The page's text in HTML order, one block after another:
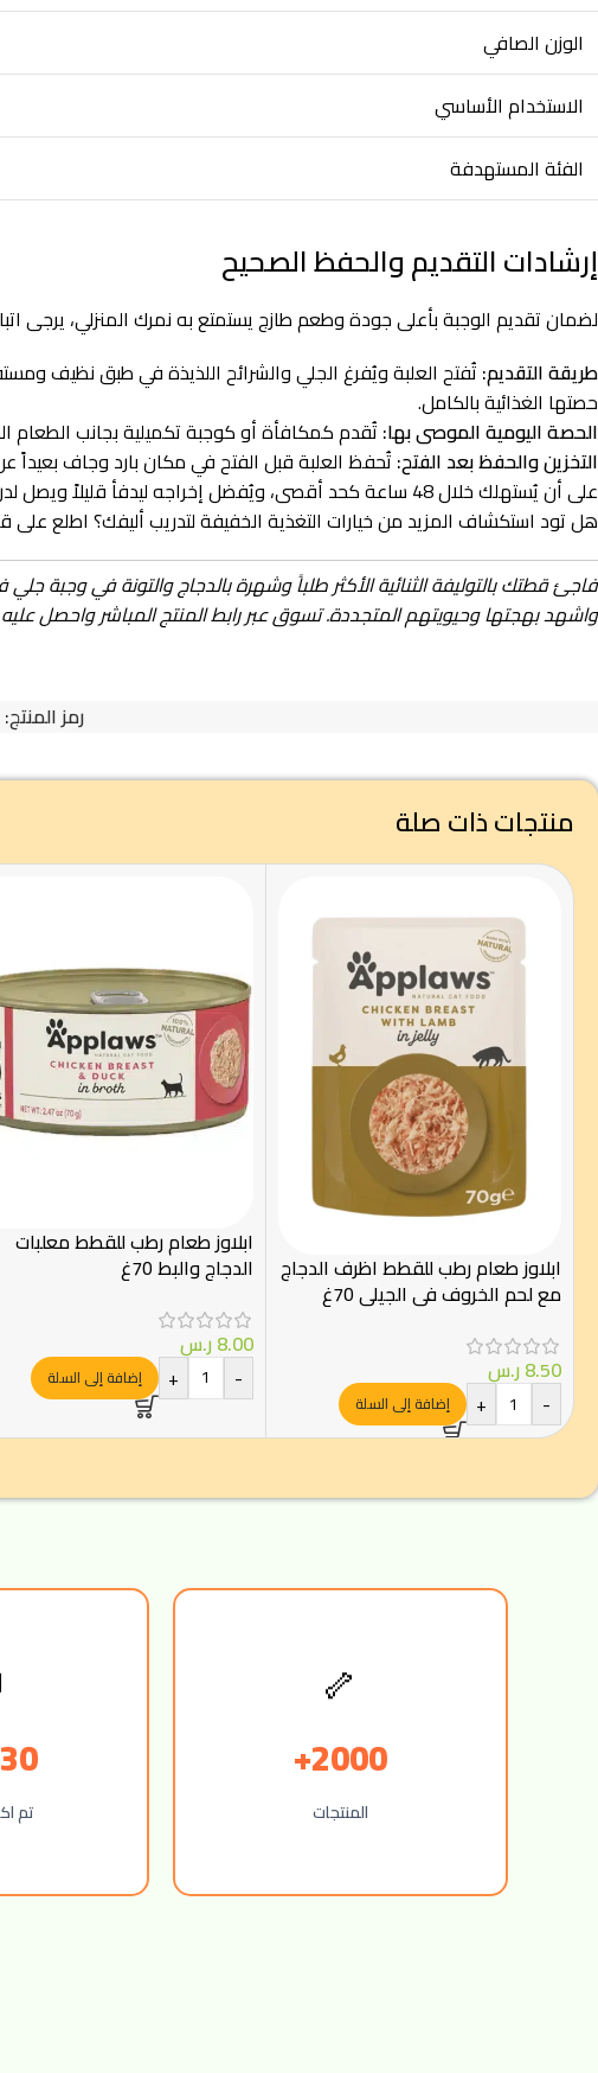
الوزن الصافي
الاستخدام الأساسي
الفئة المستهدفة
إرشادات التقديم والحفظ الصحيح
لضمان تقديم الوجبة بأعلى جودة وطعم طازج يستمتع به نمرك المنزلي، يرجى
طريقة التقديم: تُفتح العلبة ويُفرغ الجلي والشرائح اللذيذة في طبق
حصتها الغذائية بالكامل.
الحصة اليومية الموصى بها: تُقدم كمكافأة أو كوجبة تكميلية بجانب الطعام
التخزين والحفظ بعد الفتح: تُحفظ العلبة قبل الفتح في مكان بارد وجاف
على أن يُستهلك خلال 48 ساعة كحد أقصى، ويُفضل إخراجه ليدفأ قليلاً ويصل لدرجة حرارة الغرفة قبل تقديمه للقطة مرة أخرى ليحافظ الجلي على قوامه الجاذب.
هل تود استكشاف المزيد من خيارات التغذية الخفيفة لتدريب أليفك؟ اطلع
فاجئ قطتك بالتوليفة الثنائية الأكثر طلباً وشهرة بالدجاج والتونة في وجبة
واشهد بهجتها وحيويتهم المتجددة. تسوق عبر رابط المنتج المباشر واحصل
رمز المنتج:
منتجات ذات صلة
ابلاوز طعام رطب للقطط اظرف الدجاج
مع لحم الخروف في الجيلي 70غ
8.50ر.س
-
+ إضافة إلى السلة
ابلاوز طعام رطب للقطط معلبات
الدجاج والبط 70غ
8.00ر.س
-
+ إضافة إلى السلة
🦴
2000+
المنتجات تم